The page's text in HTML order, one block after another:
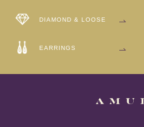
DIAMOND & LOOSE
EARRINGS